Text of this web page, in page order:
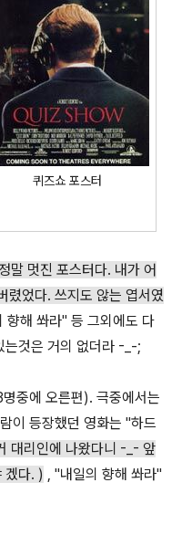
퀴즈쇼 포스터
말 멋진 포스터다. 내가 어
렸었다. 쓰지도 않는 엽서였
향해 쏴라" 등 그외에도 다
는것은 거의 없더라 -_-;
중에 오른편). 극중에서는
이 등장했던 영화는 "하드
대리인에 나왔다니 -_- 앞
겠다. ) , "내일의 향해 쏴라"